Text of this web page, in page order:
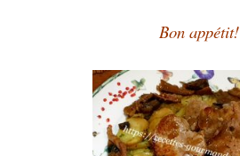
Bon appétit!